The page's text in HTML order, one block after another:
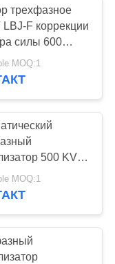
трехфазное
LBJ-F коррекции
силы 600
MOQ:1
500 KVA
тока
формы
MOQ:1